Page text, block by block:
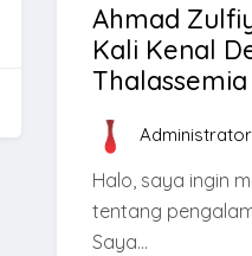
Ahmad
Kali Kenal
Thalassemia
Administrator
Halo, saya ingin
tentang
Saya...